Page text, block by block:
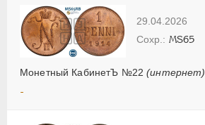
29.04.2026
Монетный КабинетЪ №22(интернет)
MS65
-